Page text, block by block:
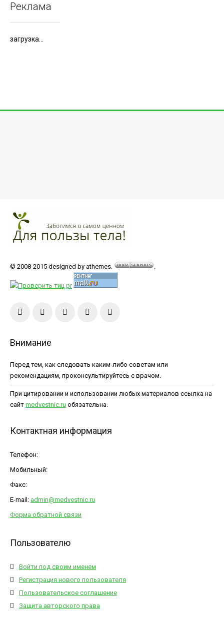
Реклама
загрузка...
© 2008-2015 designed by athemes. .
Внимание
Перед тем, как следовать каким-либо советам или
рекомендациям, проконсультируйтесь с врачом.
При цитировании и использовании любых материалов ссылка на
сайт medvestnic.ru обязательна.
Контактная информация
Телефон:
Мобильный:
Факс:
E-mail: admin@medvestnic.ru
Форма обратной связи
Пользователю
Войти под своим именем
Регистрация нового пользователя
Пользовательское соглашение
Защита авторского права